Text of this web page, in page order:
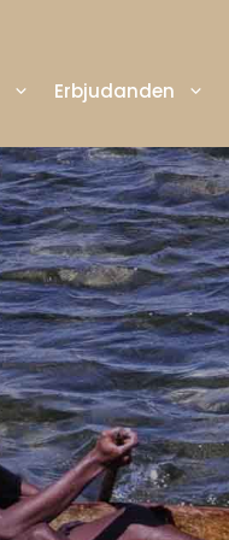
Erbjudanden